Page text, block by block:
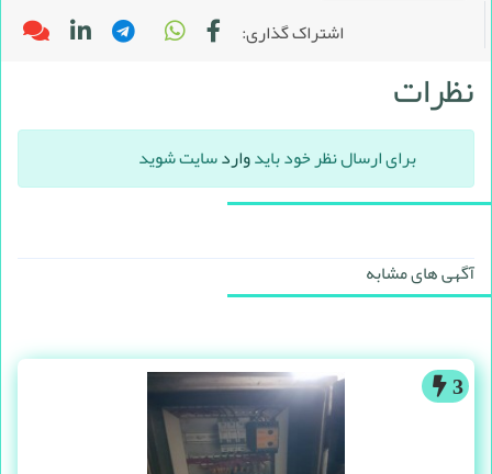
اشتراک گذاری:
نظرات
برای ارسال نظر خود بایدواردسایت شوید
آگهی های مشابه
3